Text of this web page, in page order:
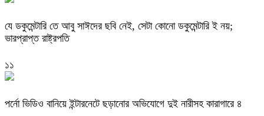
যে ডকুমেন্টারি তে আবু সাঈদের ছবি নেই, সেটা কোনো ডকুমেন্টারি ই নয়;
ভারপ্রাপ্ত রাষ্ট্রপতি
১১
পর্নো ভিডিও বানিয়ে ইন্টারনেটে ছড়ানোর অভিযোগে দুই নারীসহ কারাগারে ৪